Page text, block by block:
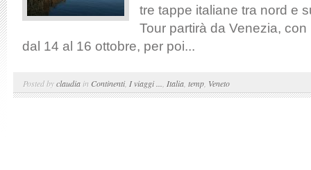
tre tappe italiane tra nord e
Tour partirà da Venezia,
dal 14 al 16 ottobre, per poi...
Posted byclaudia in Continenti, I viaggi ... Italia temp Veneto